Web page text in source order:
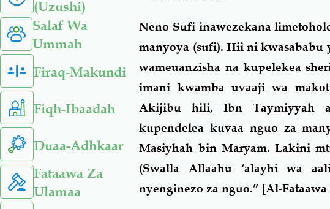
(Uzushi)
Salaf Wa
Ummah
Firaq-Makundi
Fiqh-Ibaadah
Duaa-Adhkaar
Fataawa Za
Ulamaa
Neno Sufi inawezekana
manyoya (sufi). Hii ni kwasababu
wameuanzisha na kupelekea
imani kwamba uvaaji wa
Akijibu hili, Ibn Taymiyyah
kupendelea kuvaa nguo za
Masiyhah bin Maryam. Lakini
(Swalla Allaahu ‘alayhi wa
nyenginezo za nguo.” [Al-Fataawa